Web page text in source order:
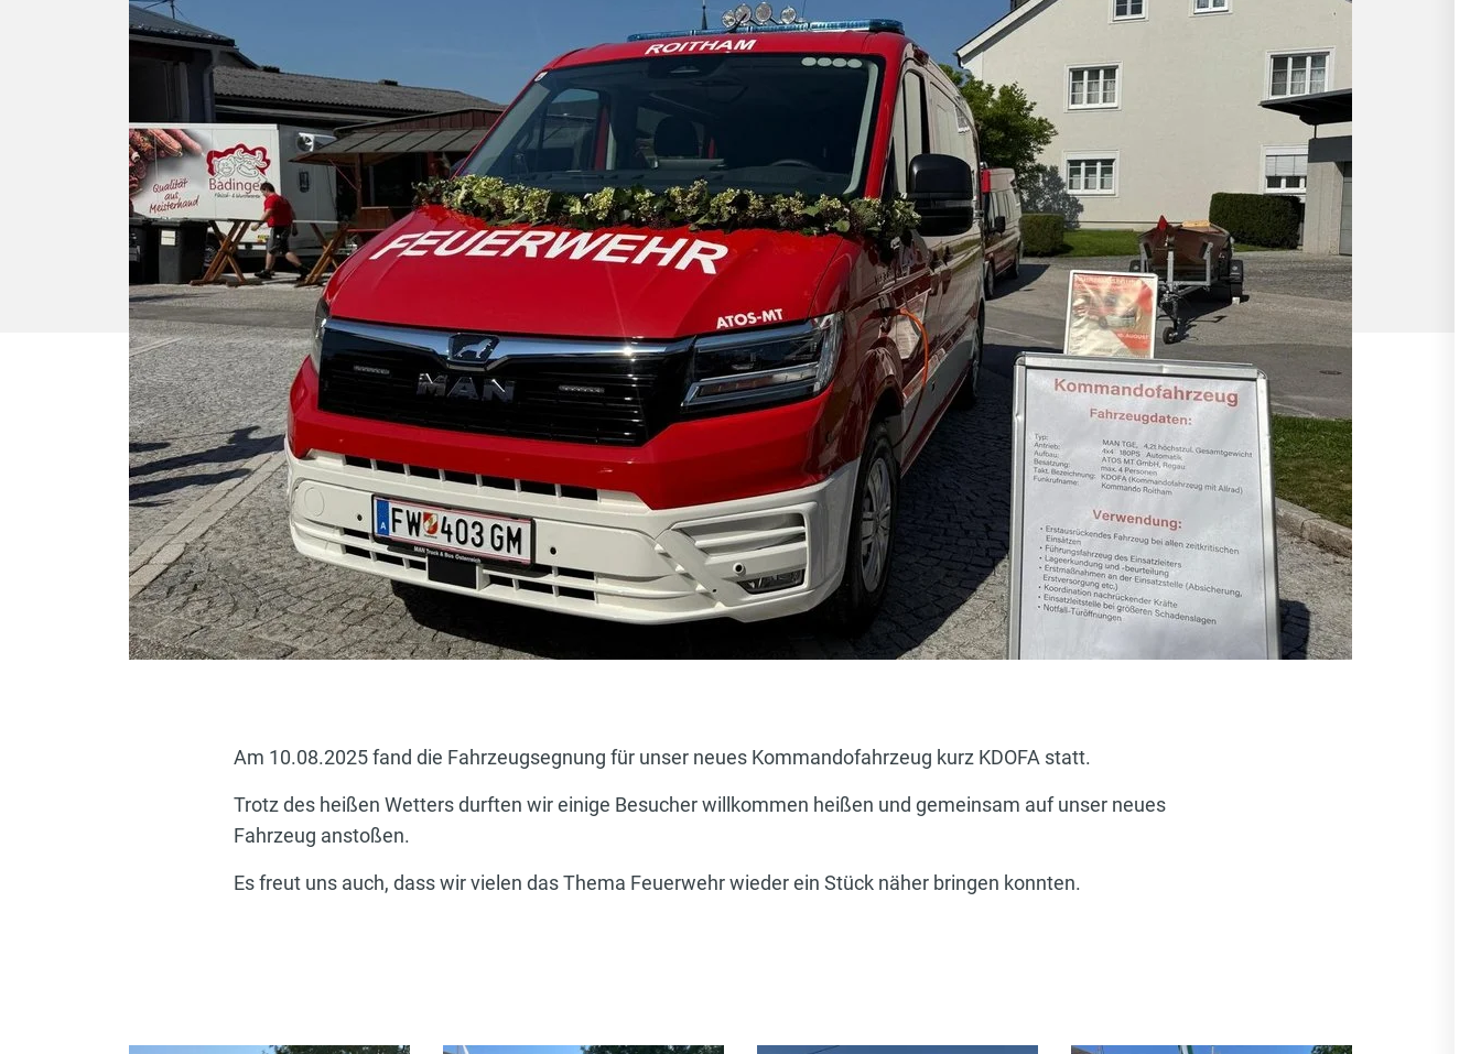
Am 10.08.2025 fand die Fahrzeugsegnung für unser neues Kommandofahrzeug kurz KDOFA statt.
Trotz des heißen Wetters durften wir einige Besucher willkommen heißen und gemeinsam auf unser neues
Fahrzeug anstoßen.
Es freut uns auch, dass wir vielen das Thema Feuerwehr wieder ein Stück näher bringen konnten.